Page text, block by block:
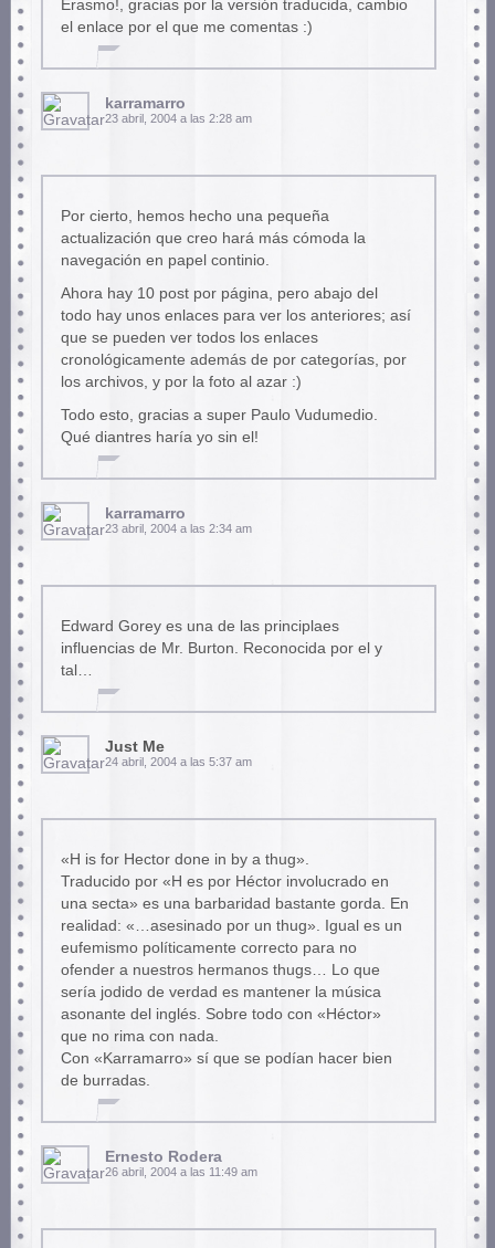
Erasmo!, gracias por la versión traducida, cambio
el enlace por el que me comentas :)
karramarro
23 abril, 2004 a las 2:28 am
Por cierto, hemos hecho una pequeña
actualización que creo hará más cómoda la
navegación en papel continio.
Ahora hay 10 post por página, pero abajo del
todo hay unos enlaces para ver los anteriores; así
que se pueden ver todos los enlaces
cronológicamente además de por categorías, por
los archivos, y por la foto al azar :)
Todo esto, gracias a super Paulo Vudumedio.
Qué diantres haría yo sin el!
karramarro
23 abril, 2004 a las 2:34 am
Edward Gorey es una de las principlaes
influencias de Mr. Burton. Reconocida por el y
tal…
Just Me
24 abril, 2004 a las 5:37 am
«H is for Hector done in by a thug».
Traducido por «H es por Héctor involucrado en
una secta» es una barbaridad bastante gorda. En
realidad: «…asesinado por un thug». Igual es un
eufemismo políticamente correcto para no
ofender a nuestros hermanos thugs… Lo que
sería jodido de verdad es mantener la música
asonante del inglés. Sobre todo con «Héctor»
que no rima con nada.
Con «Karramarro» sí que se podían hacer bien
de burradas.
Ernesto Rodera
26 abril, 2004 a las 11:49 am